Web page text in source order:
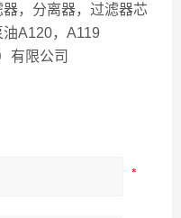
，分离器，过滤器芯
A120，A119
有限公司